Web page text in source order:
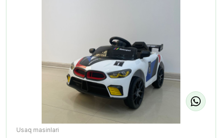
Usaq masinlari